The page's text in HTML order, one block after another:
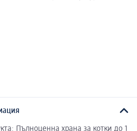
Пълноценна храна за котки до 1